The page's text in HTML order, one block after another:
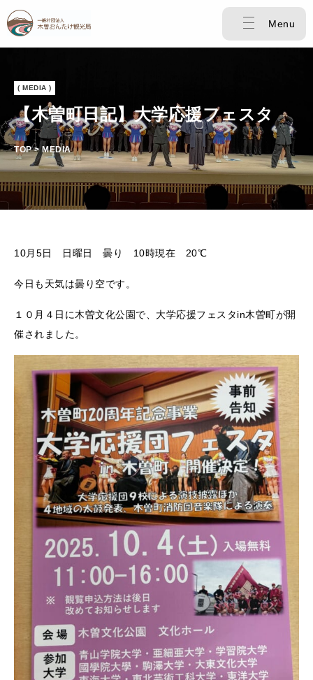
Menu
( MEDIA )
【木曽町日記】大学応援フェスタ
TOP > MEDIA
10月5日 日曜日 曇り 10時現在 20℃
今日も天気は曇り空です。
１０月４日に木曽文化公園で、大学応援フェスタin木曽町が開
催されました。